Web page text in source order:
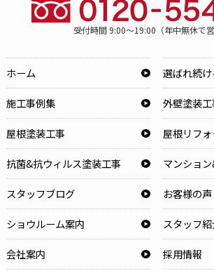
受付時間 9:00～19:00（年中無休で営
ホーム 選ばれ続
施工事例集 外壁塗装
屋根塗装工事 屋根リフ
抗菌&抗ウィルス塗装工事 マンショ
スタッフブログ お客様の声
ショウルーム案内 スタッフ
会社案内 採用情報